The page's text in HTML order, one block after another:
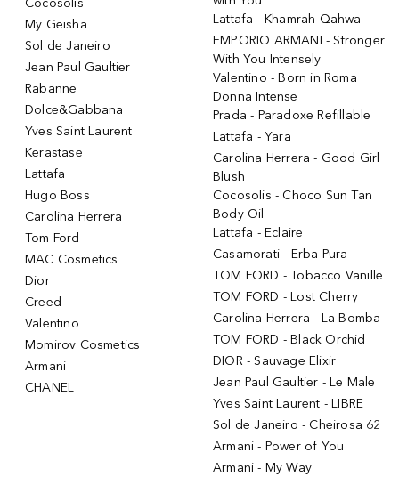
Cocosolis
My Geisha
Sol de Janeiro
Jean Paul Gaultier
Rabanne
Dolce&Gabbana
Yves Saint Laurent
Kerastase
Lattafa
Hugo Boss
Carolina Herrera
Tom Ford
MAC Cosmetics
Dior
Creed
Valentino
Momirov Cosmetics
Armani
CHANEL
Lattafa - Khamrah Qahwa
EMPORIO ARMANI - Stronger
With You Intensely
Valentino - Born in Roma
Donna Intense
Prada - Paradoxe Refillable
Lattafa - Yara
Carolina Herrera - Good Girl
Blush
Cocosolis - Choco Sun Tan
Body Oil
Lattafa - Eclaire
Casamorati - Erba Pura
TOM FORD - Tobacco Vanille
TOM FORD - Lost Cherry
Carolina Herrera - La Bomba
TOM FORD - Black Orchid
DIOR - Sauvage Elixir
Jean Paul Gaultier - Le Male
Yves Saint Laurent - LIBRE
Sol de Janeiro - Cheirosa 62
Armani - Power of You
Armani - My Way